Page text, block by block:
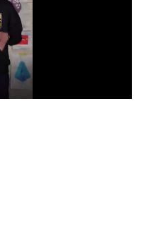
الدوري السعودي للمحترفين